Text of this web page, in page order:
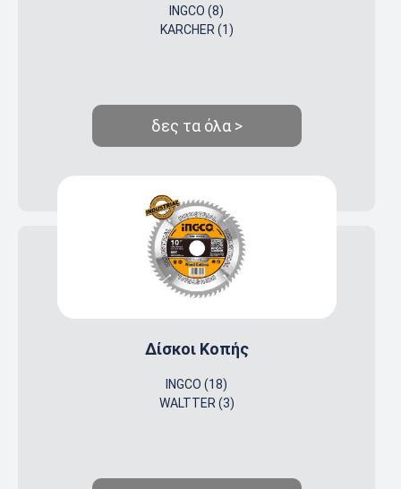
INGCO (8)
KARCHER (1)
δες τα όλα >
Δίσκοι Κοπής
INGCO (18)
WALTTER (3)